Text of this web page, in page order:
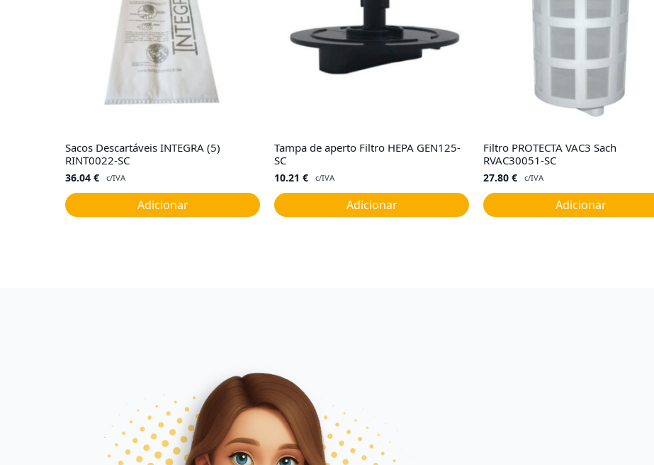
Sacos Descartáveis INTEGRA (5)
RINT0022-SC
36.04 € c/IVA
Adicionar
Tampa de aperto Filtro HEPA GEN125-
SC
10.21 € c/IVA
Adicionar
Filtro PROTECTA VAC3 Sach
RVAC30051-SC
27.80 € c/IVA
Adicionar